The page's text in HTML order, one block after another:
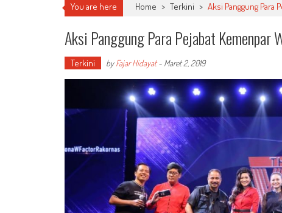
You are here Home > Terkini > Aksi Panggung Para
Aksi Panggung Para Pejabat
Terkini byFajar Hidayat- Maret 2, 2019